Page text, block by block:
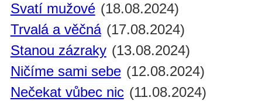
Svatí mužové (18.08.2024)
Trvalá a věčná (17.08.2024)
Stanou zázraky (13.08.2024)
Ničíme sami sebe (12.08.2024)
Nečekat vůbec nic (11.08.2024)